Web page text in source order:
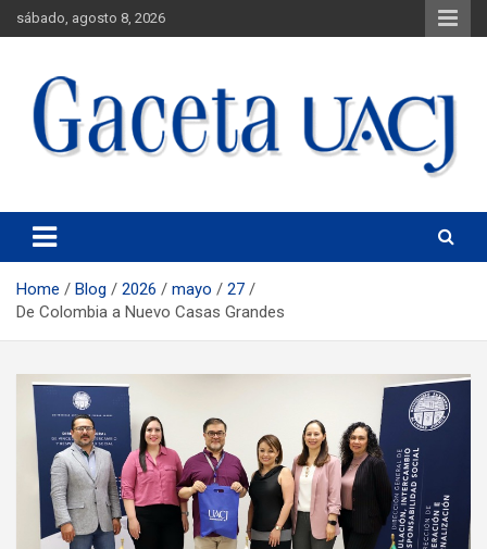
sábado, agosto 8, 2026
Gaceta UACJ
Home Blog 2026 mayo
27
De Colombia a Nuevo Casas Grandes